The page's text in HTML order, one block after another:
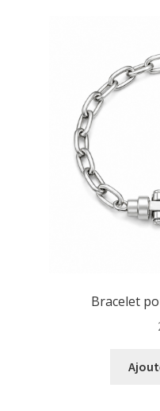
Bracelet